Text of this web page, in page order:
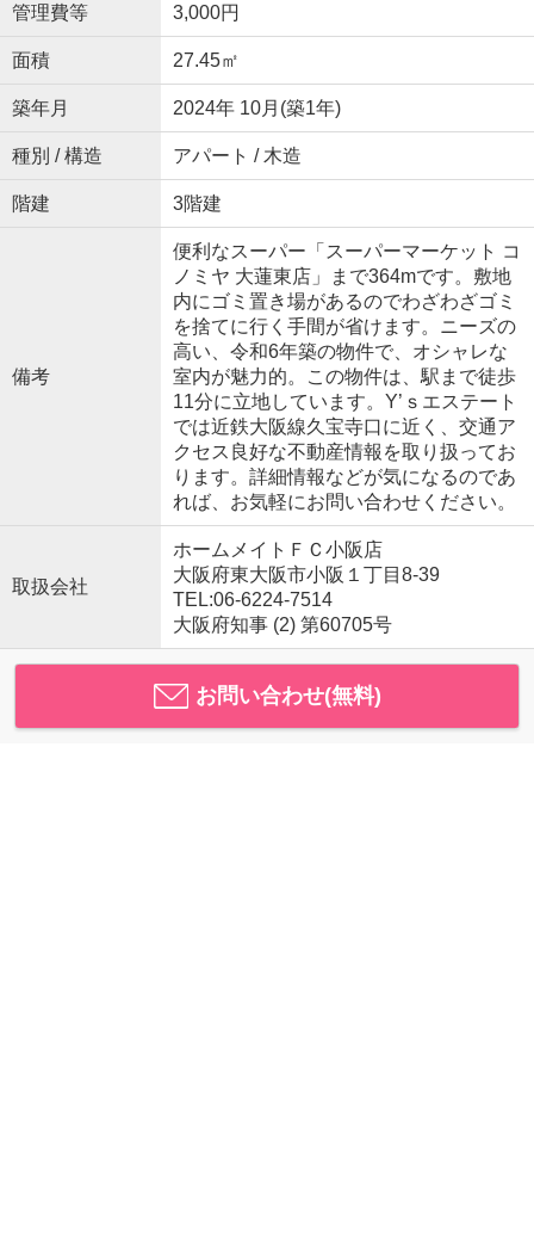
管理費等 3,000円
面積 27.45㎡
築年月 2024年 10月(築1年)
種別 / 構造 アパート / 木造
階建 3階建
備考
便利なスーパー「スーパーマーケット コ
ノミヤ 大蓮東店」まで364mです。敷地
内にゴミ置き場があるのでわざわざゴミ
を捨てに行く手間が省けます。ニーズの
高い、令和6年築の物件で、オシャレな
室内が魅力的。この物件は、駅まで徒歩
11分に立地しています。Y’ｓエステート
では近鉄大阪線久宝寺口に近く、交通ア
クセス良好な不動産情報を取り扱ってお
ります。詳細情報などが気になるのであ
れば、お気軽にお問い合わせください。
取扱会社
ホームメイトＦＣ小阪店
大阪府東大阪市小阪１丁目8-39
TEL:06-6224-7514
大阪府知事 (2) 第60705号
お問い合わせ(無料)